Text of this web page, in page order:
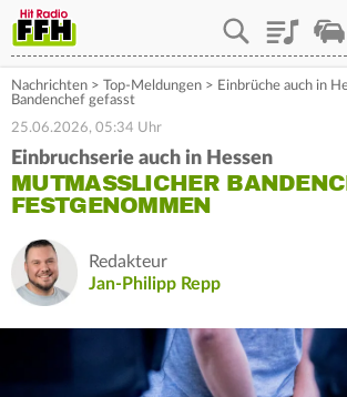
Playlist
Nachrichten > Top-Meldungen > Einbrüche auch in
Bandenchef gefasst
25.06.2026, 05:34 Uhr
Einbruchserie auch in Hessen
MUTMASSLICHER
ESTGENOMMEN
Redakteur
Jan-Philipp Repp